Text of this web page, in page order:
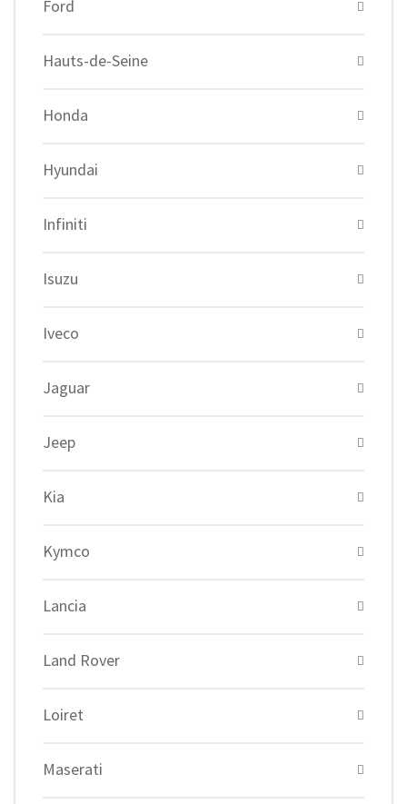
Ford
Hauts-de-Seine
Honda
Hyundai
Infiniti
Isuzu
Iveco
Jaguar
Jeep
Kia
Kymco
Lancia
Land Rover
Loiret
Maserati